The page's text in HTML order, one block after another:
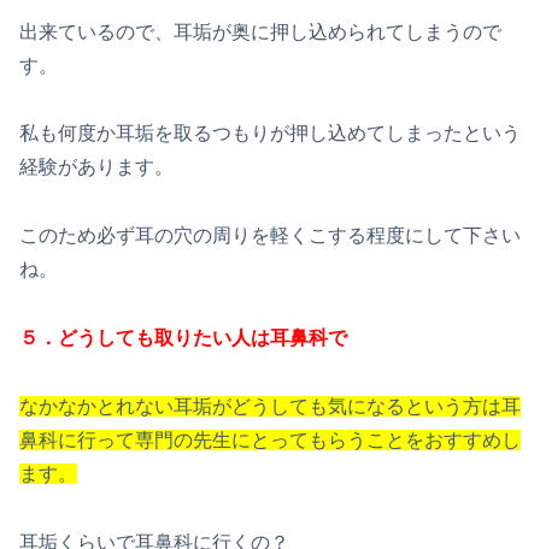
出来ているので、耳垢が奥に押し込められてしまうので
す。
私も何度か耳垢を取るつもりが押し込めてしまったという
経験があります。
このため必ず耳の穴の周りを軽くこする程度にして下さい
ね。
５．どうしても取りたい人は耳鼻科で
なかなかとれない耳垢がどうしても気になると いう方は耳
鼻科に行って専門の先生にとってもらう ことをおすすめし
ます。
耳垢くらいで耳鼻科に行くの？